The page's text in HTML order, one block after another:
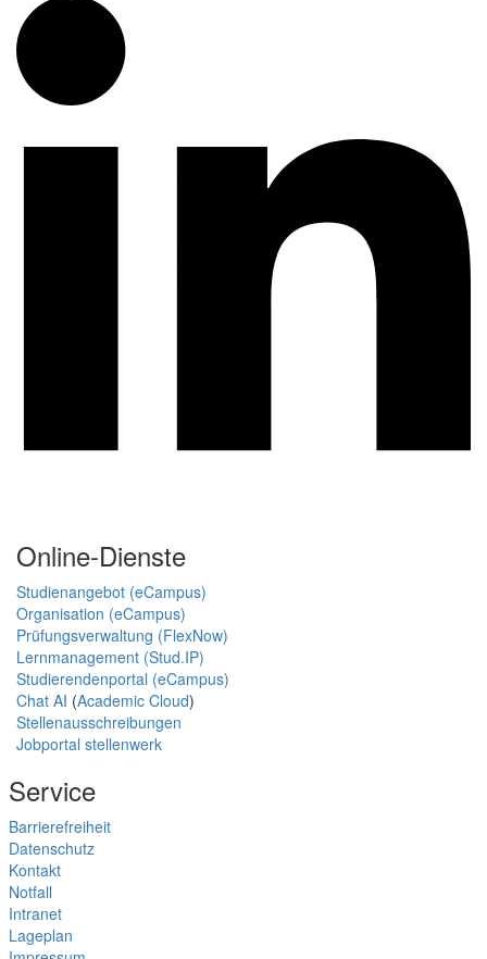
Online-Dienste
Studienangebot (eCampus)
Organisation (eCampus)
Prüfungsverwaltung (FlexNow)
Lernmanagement (Stud.IP)
Studierendenportal (eCampus)
Chat AI (Academic Cloud)
Stellenausschreibungen
Jobportal stellenwerk
Service
Barrierefreiheit
Datenschutz
Kontakt
Notfall
Intranet
Lageplan